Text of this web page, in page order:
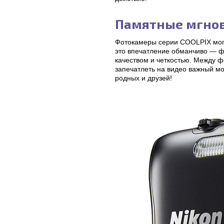
Памятные
Фотокамеры серии COOLPIX
это впечатление обманчиво —
качеством и четкостью. Между
запечатлеть на видео важный
родных и друзей!